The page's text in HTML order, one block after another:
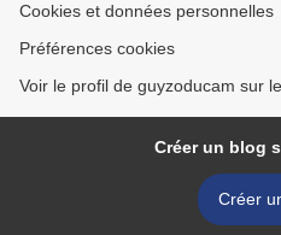
Cookies et données personnelles
Préférences cookies
Voir le profil de guyzoducam sur
Créer un blog
Créer